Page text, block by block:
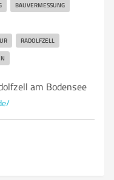
BAUVERMESSUNG
RADOLFZELL
am Bodensee